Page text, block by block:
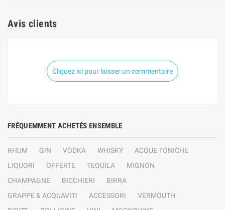
Avis clients
Cliquez ici pour laisser un commentaire
FRÉQUEMMENT ACHETÉS ENSEMBLE
RHUM GIN VODKA WHISKY
ACQUE TONICHE
LIQUORI
OFFERTE TEQUILA
MIGNON
CHAMPAGNE
BICCHIERI
BIRRA
GRAPPE & ACQUAVITI
ACCESSORI
VERMOUTH